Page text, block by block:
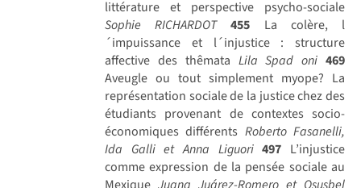
littérature et perspective psycho-sociale
Sophie RICHARDOT
455 La colère, l
´impuissance et l´injustice : structure
affective des thêmata Lila Spad oni 469
Aveugle ou tout simplement myope? La
représentation sociale de la justice chez des
étudiants provenant de contextes socio-
économiques différents Roberto Fasanelli,
Ida Galli et Anna Liguori 497 L’injustice
comme expression de la pensée sociale au